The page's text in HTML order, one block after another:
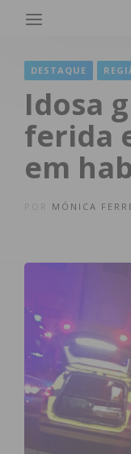
DESTAQUE
Idosa
ferida
em
MÓNICA